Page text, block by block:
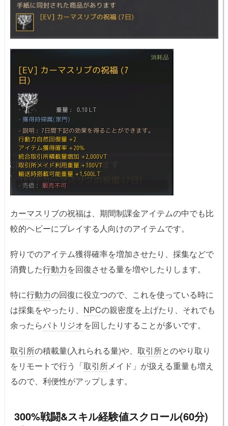
カーマスリブの祝福は、期間制課金アイテムの中でも比
較的ヘビーにプレイする人向けのアイテムです。
狩りでのアイテム獲得確率を増加させたり、採集などで
消費した行動力を回復させる量を増やしたりします。
特に行動力の回復に役立つので、これを使っている時に
は採集をやったり、 NPCの親密度を上げたり、それでも
余ったらパトリジオを回したりすることが多いです。
取引所の積載量(入れられる量)や、 取引所とのやり取り
をリモートで行う「取引所メイド」が扱える重量も増え
るので、利便性がアップします。
300%戦闘&スキル経験値スクロール(60分)